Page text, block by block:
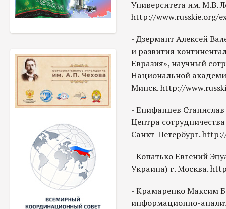
Университета им. М.В.
http://www.russkie.org/
- Дзермант Алексей
и развития
Евразия», научный
Национальной
Минск. http://
- Епифанцев
Центра
Санкт-Петербург.
- Копатько Евгений
Украина) г. Москва.
- Крамаренко Максим
информационно-